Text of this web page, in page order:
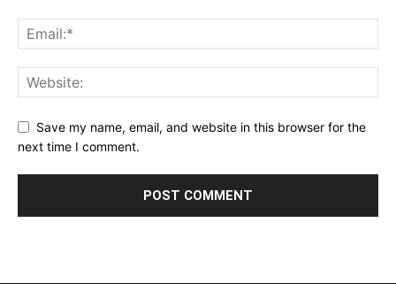
Save my name, email, and website in this browser for the
next time I comment.